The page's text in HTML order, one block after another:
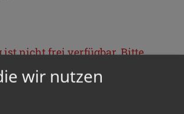
ist nicht frei verfügbar. Bitte
oder bestellen Sie das
.
wir nutzen